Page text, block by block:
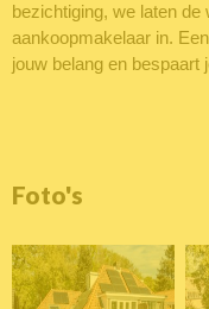
bezichtiging, we laten
aankoopmakelaar in.
jouw belang en bespaart
Foto's